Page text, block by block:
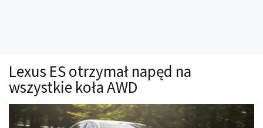
Technika jazdy
Oświetlenie
Kalkulatory
Lexus ES otrzymał napęd na
wszystkie koła AWD